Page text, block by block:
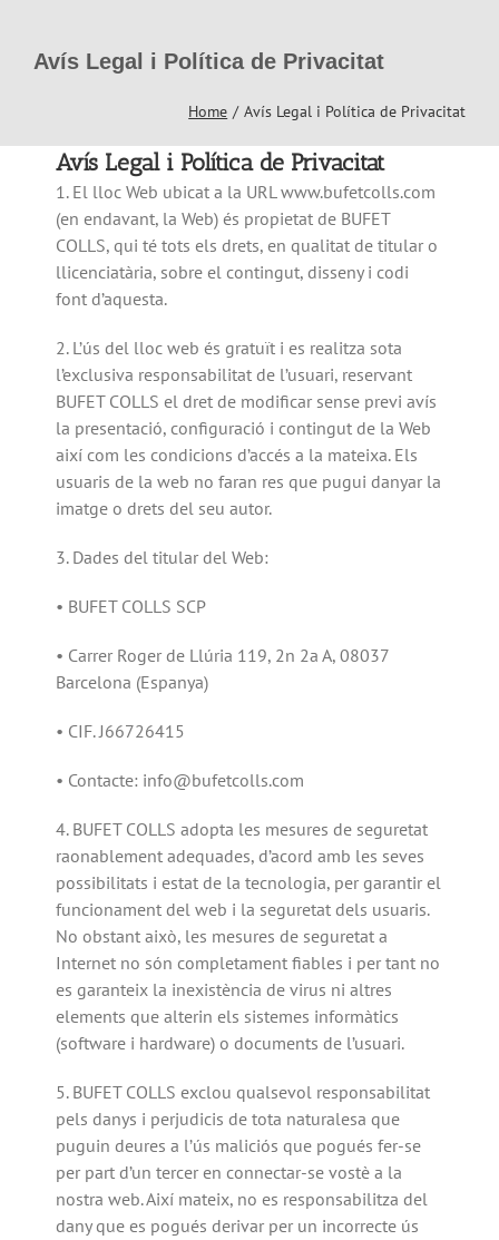
contentAvís Legal i Política de Privacitat
Home Avís Legal i Política de Privacitat
Avís Legal i Política de Privacitat
1. El lloc Web ubicat a la URL www.bufetcolls.com
(en endavant, la Web) és propietat de BUFET
COLLS, qui té tots els drets, en qualitat de titular o
llicenciatària, sobre el contingut, disseny i codi
font d’aquesta.
2. L’ús del lloc web és gratuït i es realitza sota
l’exclusiva responsabilitat de l’usuari, reservant
BUFET COLLS el dret de modificar sense previ avís
la presentació, configuració i contingut de la Web
així com les condicions d’accés a la mateixa. Els
usuaris de la web no faran res que pugui danyar la
imatge o drets del seu autor.
3. Dades del titular del Web:
• BUFET COLLS SCP
• Carrer Roger de Llúria 119, 2n 2a A, 08037
Barcelona (Espanya)
• CIF. J66726415
• Contacte: info@bufetcolls.com
4. BUFET COLLS adopta les mesures de seguretat
raonablement adequades, d’acord amb les seves
possibilitats i estat de la tecnologia, per garantir el
funcionament del web i la seguretat dels usuaris.
No obstant això, les mesures de seguretat a
Internet no són completament fiables i per tant no
es garanteix la inexistència de virus ni altres
elements que alterin els sistemes informàtics
(software i hardware) o documents de l’usuari.
5. BUFET COLLS exclou qualsevol responsabilitat
pels danys i perjudicis de tota naturalesa que
puguin deures a l’ús maliciós que pogués fer-se
per part d’un tercer en connectar-se vostè a la
nostra web. Així mateix, no es responsabilitza del
dany que es pogués derivar per un incorrecte ús